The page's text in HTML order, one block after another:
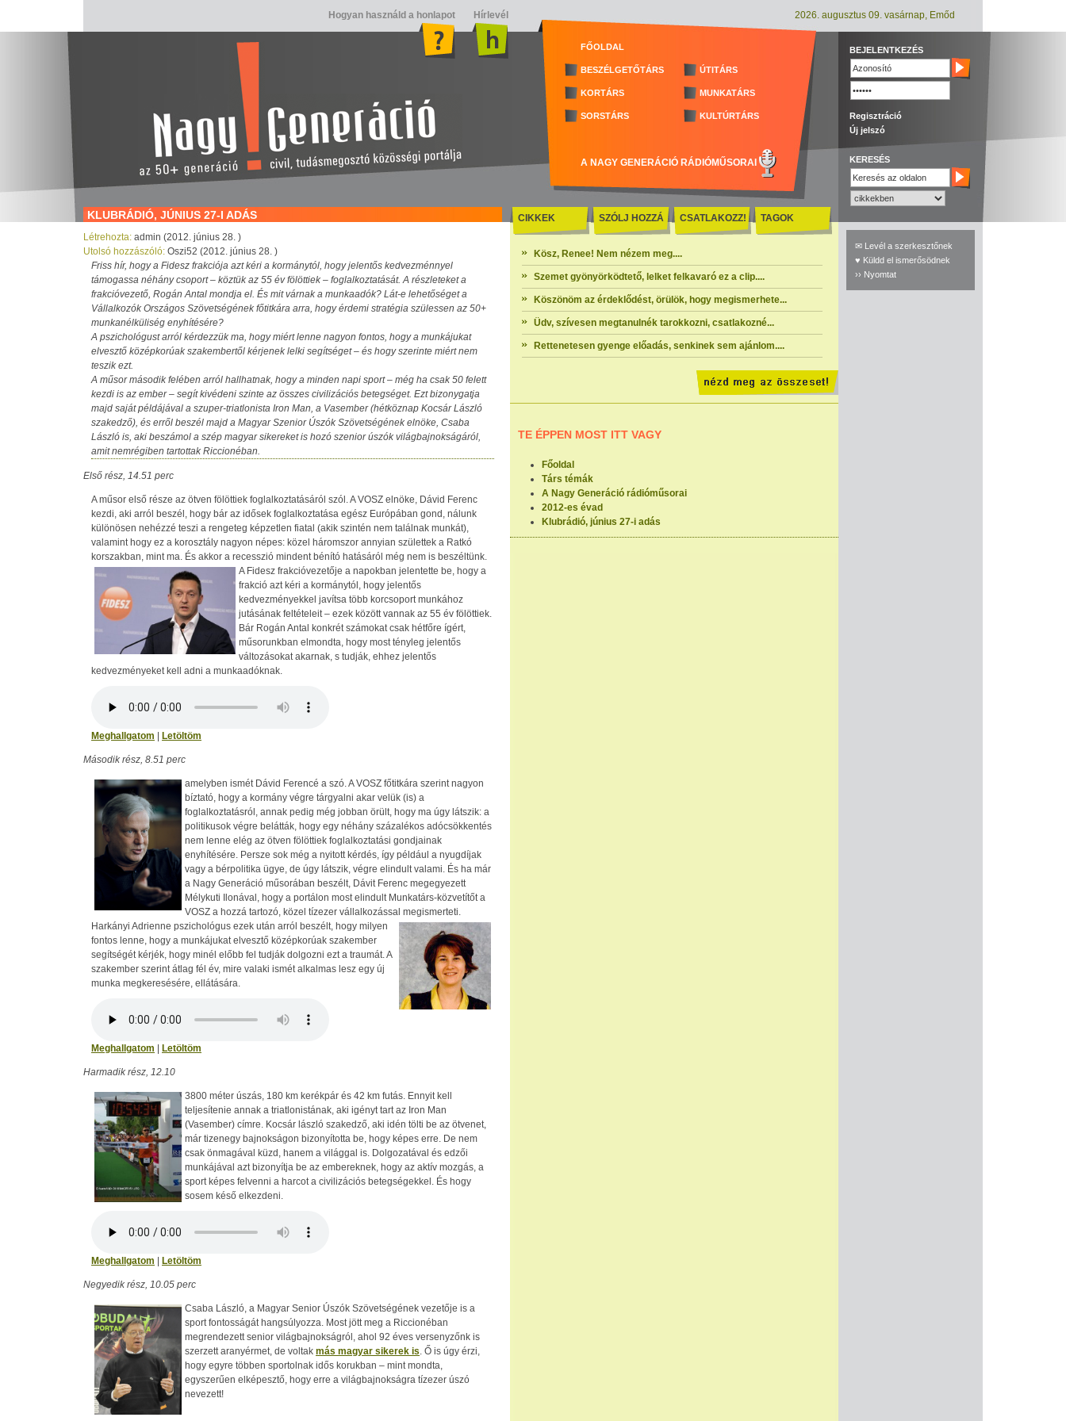
Hogyan használd a honlapot Hírlevél 2026. augusztus 09. vasárnap, Emőd
FŐOLDAL
BESZÉLGETŐTÁRS ÚTITÁRS
KORTÁRS MUNKATÁRS
SORSTÁRS KULTÚRTÁRS
A NAGY GENERÁCIÓ RÁDIÓMŰSORAI
BEJELENTKEZÉS
Regisztráció
Új jelszó
KERESÉS
KLUBRÁDIÓ, JÚNIUS 27-I ADÁS
Létrehozta: admin (2012. június 28. )
Utolsó hozzászóló: Oszi52 (2012. június 28. )
Friss hír, hogy a Fidesz frakciója azt kéri a kormánytól, hogy jelentős kedvezménnyel
támogassa néhány csoport – köztük az 55 év fölöttiek – foglalkoztatását. A részleteket a
frakcióvezető, Rogán Antal mondja el. És mit várnak a munkaadók? Lát-e lehetőséget a
Vállalkozók Országos Szövetségének főtitkára arra, hogy érdemi stratégia szülessen az 50+
munkanélküliség enyhítésére?
A pszichológust arról kérdezzük ma, hogy miért lenne nagyon fontos, hogy a munkájukat
elvesztő középkorúak szakembertől kérjenek lelki segítséget – és hogy szerinte miért nem
teszik ezt.
A műsor második felében arról hallhatnak, hogy a minden napi sport – még ha csak 50 felett
kezdi is az ember – segít kivédeni szinte az összes civilizációs betegséget. Ezt bizonygatja
majd saját példájával a szuper-triatlonista Iron Man, a Vasember (hétköznap Kocsár László
szakedző), és erről beszél majd a Magyar Szenior Úszók Szövetségének elnöke, Csaba
László is, aki beszámol a szép magyar sikereket is hozó szenior úszók világbajnokságáról,
amit nemrégiben tartottak Riccionéban.
Első rész, 14.51 perc
A műsor első része az ötven fölöttiek foglalkoztatásáról szól. A VOSZ elnöke, Dávid Ferenc
kezdi, aki arról beszél, hogy bár az idősek foglalkoztatása egész Európában gond, nálunk
különösen nehézzé teszi a rengeteg képzetlen fiatal (akik szintén nem találnak munkát),
valamint hogy ez a korosztály nagyon népes: közel háromszor annyian születtek a Ratkó
korszakban, mint ma. És akkor a recesszió mindent bénító hatásáról még nem is beszéltünk.
A Fidesz frakcióvezetője a napokban jelentette be, hogy a
frakció azt kéri a kormánytól, hogy jelentős
kedvezményekkel javítsa több korcsoport munkához
jutásának feltételeit – ezek között vannak az 55 év fölöttiek.
Bár Rogán Antal konkrét számokat csak hétfőre ígért,
műsorunkban elmondta, hogy most tényleg jelentős
változásokat akarnak, s tudják, ehhez jelentős
kedvezményeket kell adni a munkaadóknak.
Meghallgatom Letöltöm
Második rész, 8.51 perc
amelyben ismét Dávid Ferencé a szó. A VOSZ főtitkára szerint nagyon
bíztató, hogy a kormány végre tárgyalni akar velük (is) a
foglalkoztatásról, annak pedig még jobban örült, hogy ma úgy látszik: a
politikusok végre belátták, hogy egy néhány százalékos adócsökkentés
nem lenne elég az ötven fölöttiek foglalkoztatási gondjainak
enyhítésére. Persze sok még a nyitott kérdés, így például a nyugdíjak
vagy a bérpolitika ügye, de úgy látszik, végre elindult valami. És ha már
a Nagy Generáció műsorában beszélt, Dávit Ferenc megegyezett
Mélykuti Ilonával, hogy a portálon most elindult Munkatárs-közvetítőt a
VOSZ a hozzá tartozó, közel tízezer vállalkozással megismerteti.
Harkányi Adrienne pszichológus ezek után arról beszélt, hogy milyen
fontos lenne, hogy a munkájukat elvesztő középkorúak szakember
segítségét kérjék, hogy minél előbb fel tudják dolgozni ezt a traumát. A
szakember szerint átlag fél év, mire valaki ismét alkalmas lesz egy új
munka megkeresésére, ellátására.
Meghallgatom Letöltöm
Harmadik rész, 12.10
3800 méter úszás, 180 km kerékpár és 42 km futás. Ennyit kell
teljesítenie annak a triatlonistának, aki igényt tart az Iron Man
(Vasember) címre. Kocsár lászló szakedző, aki idén tölti be az ötvenet,
már tizenegy bajnokságon bizonyította be, hogy képes erre. De nem
csak önmagával küzd, hanem a világgal is. Dolgozatával és edzői
munkájával azt bizonyítja be az embereknek, hogy az aktív mozgás, a
sport képes felvenni a harcot a civilizációs betegségekkel. És hogy
sosem késő elkezdeni.
Meghallgatom Letöltöm
Negyedik rész, 10.05 perc
Csaba László, a Magyar Senior Úszók Szövetségének vezetője is a
sport fontosságát hangsúlyozza. Most jött meg a Riccionéban
megrendezett senior világbajnokságról, ahol 92 éves versenyzőnk is
szerzett aranyérmet, de voltak más magyar sikerek is. Ő is úgy érzi,
hogy egyre többen sportolnak idős korukban – mint mondta,
egyszerűen elképesztő, hogy erre a világbajnokságra tízezer úszó
nevezett!
CIKKEK SZÓLJ HOZZÁ CSATLAKOZZ! TAGOK
Kösz, Renee! Nem nézem meg....
Szemet gyönyörködtető, lelket felkavaró ez a clip....
Köszönöm az érdeklődést, örülök, hogy megismerhete...
Üdv, szívesen megtanulnék tarokkozni, csatlakozné...
Rettenetesen gyenge előadás, senkinek sem ajánlom....
TE ÉPPEN MOST ITT VAGY
Főoldal
Társ témák
A Nagy Generáció rádióműsorai
2012-es évad
Klubrádió, június 27-i adás
✉ Levél a szerkesztőnek
♥ Küldd el ismerősödnek
›› Nyomtat